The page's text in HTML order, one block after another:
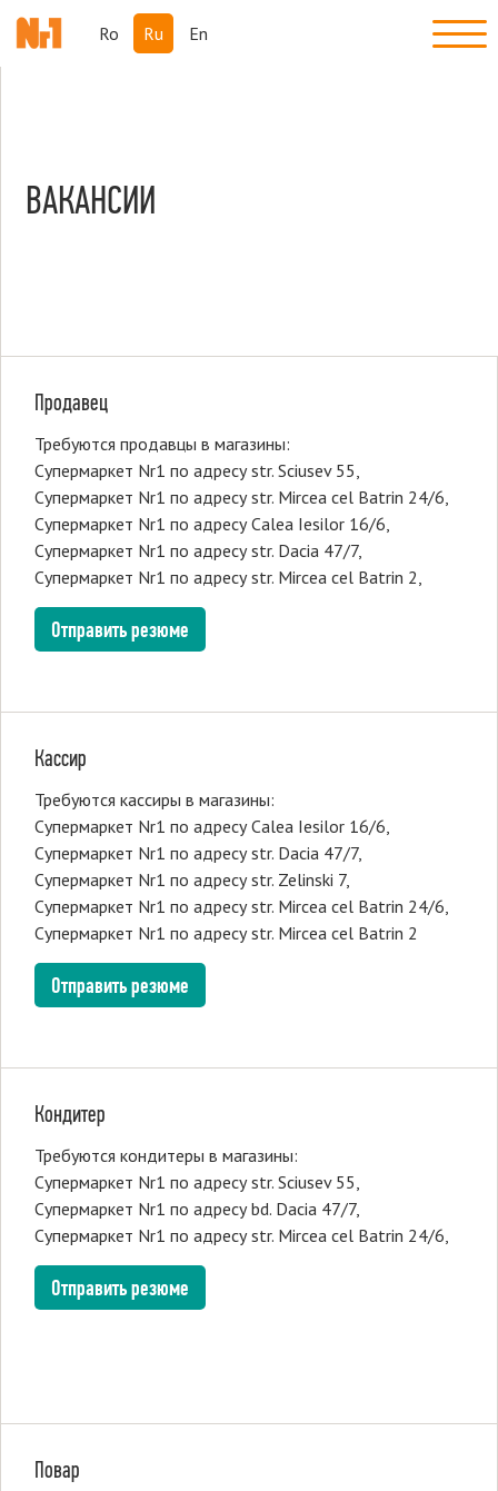
Ro Ru En
ВАКАНСИИ
Продавец
Требуются продавцы в магазины:
Супермаркет Nr1 по адресу str. Sciusev 55,
Супермаркет Nr1 по адресу str. Mircea cel Batrin 24/6,
Супермаркет Nr1 по адресу Calea Iesilor 16/6,
Супермаркет Nr1 по адресу str. Dacia 47/7,
Супермаркет Nr1 по адресу str. Mircea cel Batrin 2,
Отправить резюме
Кассир
Требуются кассиры в магазины:
Супермаркет Nr1 по адресу Calea Iesilor 16/6,
Супермаркет Nr1 по адресу str. Dacia 47/7,
Супермаркет Nr1 по адресу str. Zelinski 7,
Супермаркет Nr1 по адресу str. Mircea cel Batrin 24/6,
Супермаркет Nr1 по адресу str. Mircea cel Batrin 2
Отправить резюме
Кондитер
Требуются кондитеры в магазины:
Супермаркет Nr1 по адресу str. Sciusev 55,
Супермаркет Nr1 по адресу bd. Dacia 47/7,
Супермаркет Nr1 по адресу str. Mircea cel Batrin 24/6,
Отправить резюме
Повар